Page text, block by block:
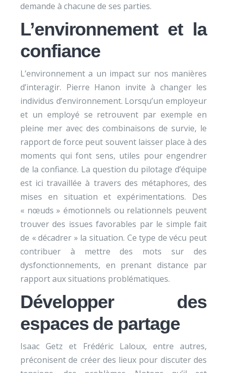
demande à chacune de ses parties.
L’environnement et la
confiance
L’environnement a un impact sur nos manières
d’interagir. Pierre Hanon invite à changer les
individus d’environnement. Lorsqu’un employeur
et un employé se retrouvent par exemple en
pleine mer avec des combinaisons de survie, le
rapport de force peut souvent laisser place à des
moments qui font sens, utiles pour engendrer
de la confiance. La question du pilotage d’équipe
est ici travaillée à travers des métaphores, des
mises en situation et expérimentations. Des
« nœuds » émotionnels ou relationnels peuvent
trouver des issues favorables par le simple fait
de « décadrer » la situation. Ce type de vécu peut
contribuer à mettre des mots sur des
dysfonctionnements, en prenant distance par
rapport aux situations problématiques.
Développer des
espaces de partage
Isaac Getz et Frédéric Laloux, entre autres,
préconisent de créer des lieux pour discuter des